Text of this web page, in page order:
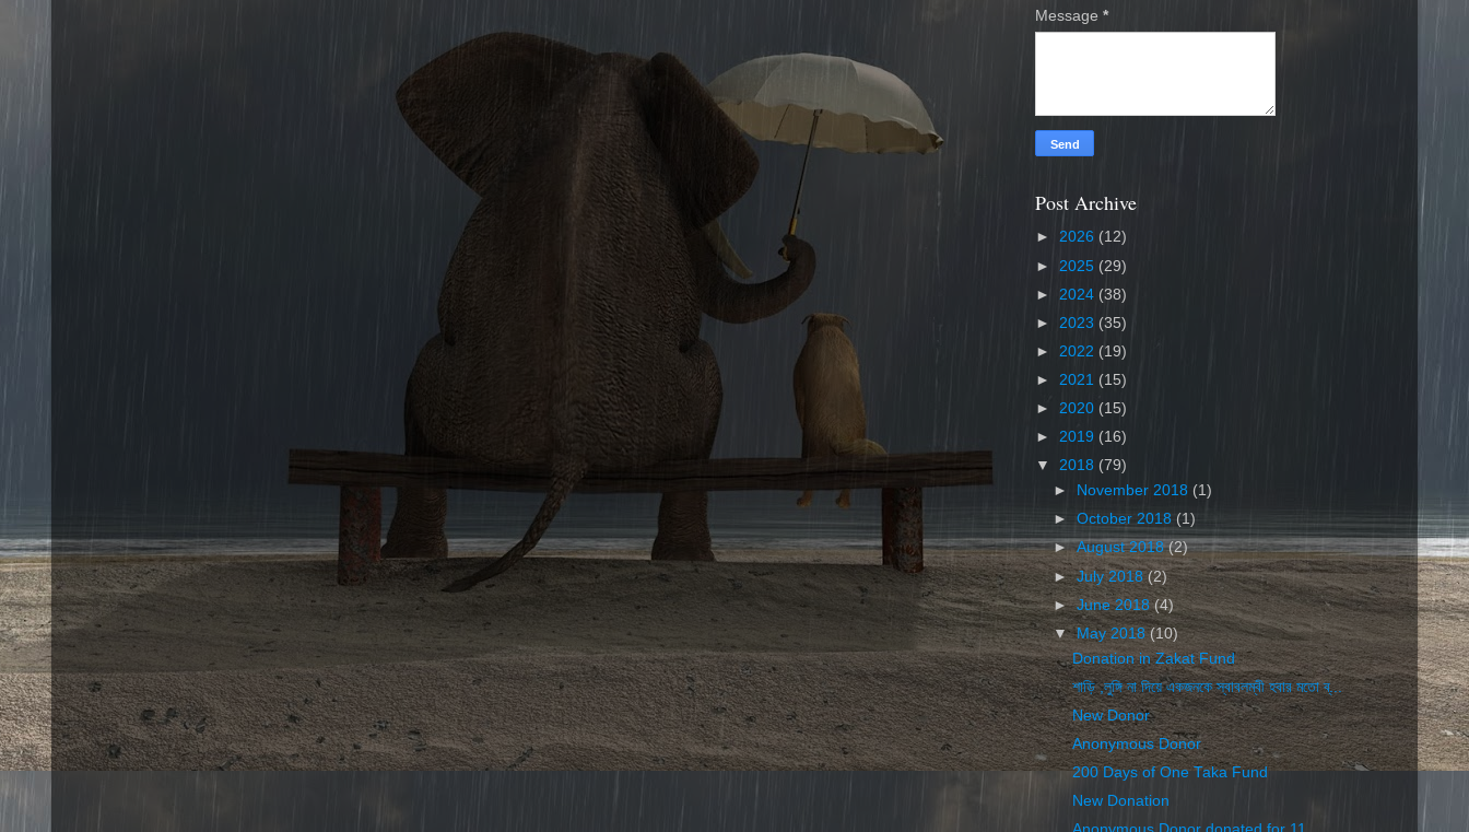
Message *
Post Archive
► 2026 (12)
► 2025 (29)
► 2024 (38)
► 2023 (35)
► 2022 (19)
► 2021 (15)
► 2020 (15)
► 2019 (16)
▼ 2018 (79)
►
November 2018 (1)
►October 2018(1)
►August 2018(2)
►July 2018(2)
►June 2018(4)
▼May 2018(10)
Donation in Zakat Fund
শাড়ি ,লুঙ্গি না দিয়ে একজনকে স্বাবলম্বী হবার মতো ব্...
New Donor
Anonymous Donor
200 Days of One Taka Fund
New Donation